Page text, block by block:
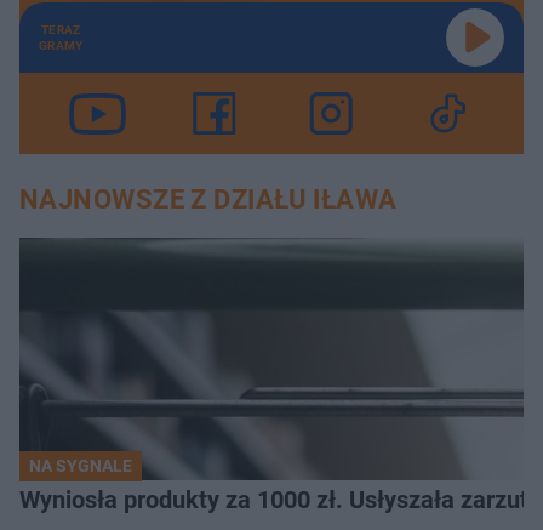
TERAZ
GRAMY
NAJNOWSZE Z DZIAŁU IŁAWA
NA SYGNALE
Wyniosła produkty za 1000 zł. Usłyszała zarzuty